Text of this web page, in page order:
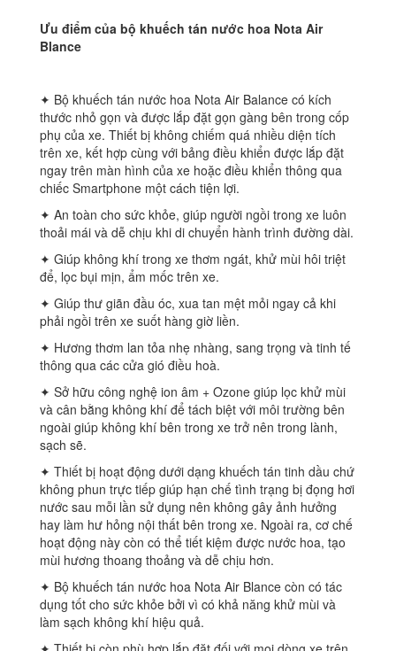
Ưu điểm của bộ khuếch tán nước hoa Nota Air
Blance
✦ Bộ khuếch tán nước hoa Nota Air Balance có kích
thước nhỏ gọn và được lắp đặt gọn gàng bên trong cốp
phụ của xe. Thiết bị không chiếm quá nhiều diện tích
trên xe, kết hợp cùng với bảng điều khiển được lắp đặt
ngay trên màn hình của xe hoặc điều khiển thông qua
chiếc Smartphone một cách tiện lợi.
✦ An toàn cho sức khỏe, giúp người ngồi trong xe luôn
thoải mái và dễ chịu khi di chuyển hành trình đường dài.
✦ Giúp không khí trong xe thơm ngát, khử mùi hôi triệt
để, lọc bụi mịn, ẩm mốc trên xe.
✦ Giúp thư giãn đầu óc, xua tan mệt mỏi ngay cả khi
phải ngồi trên xe suốt hàng giờ liền.
✦ Hương thơm lan tỏa nhẹ nhàng, sang trọng và tinh tế
thông qua các cửa gió điều hoà.
✦ Sở hữu công nghệ ion âm + Ozone giúp lọc khử mùi
và cân bằng không khí để tách biệt với môi trường bên
ngoài giúp không khí bên trong xe trở nên trong lành,
sạch sẽ.
✦ Thiết bị hoạt động dưới dạng khuếch tán tinh dầu chứ
không phun trực tiếp giúp hạn chế tình trạng bị đọng hơi
nước sau mỗi lần sử dụng nên không gây ảnh hưởng
hay làm hư hỏng nội thất bên trong xe. Ngoài ra, cơ chế
hoạt động này còn có thể tiết kiệm được nước hoa, tạo
mùi hương thoang thoảng và dễ chịu hơn.
✦ Bộ khuếch tán nước hoa Nota Air Blance còn có tác
dụng tốt cho sức khỏe bởi vì có khả năng khử mùi và
làm sạch không khí hiệu quả.